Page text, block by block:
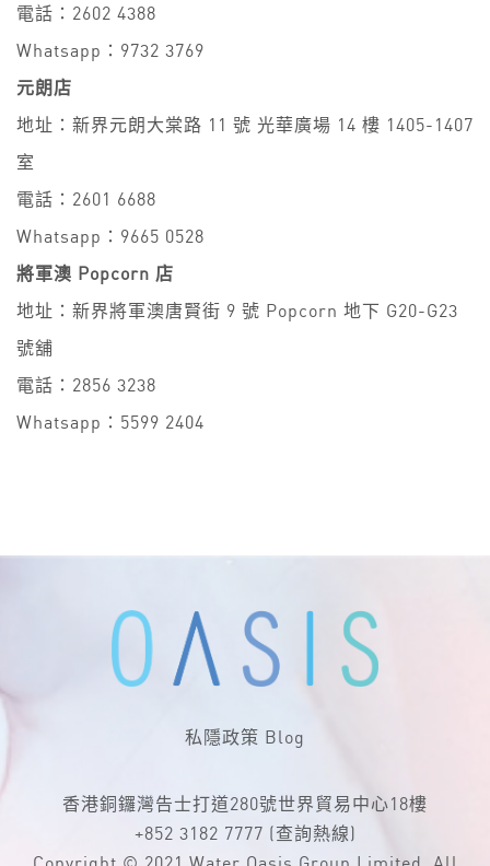
電話：2602 4388
Whatsapp：9732 3769
元朗店
地址：新界元朗大棠路 11 號 光華廣場 14 樓 1405-1407
室
電話：2601 6688
Whatsapp：9665 0528
將軍澳 Popcorn 店
地址：新界將軍澳唐賢街 9 號 Popcorn 地下 G20-G23
號舖
電話：2856 3238
Whatsapp：5599 2404
私隱政策 Blog
香港銅鑼灣告士打道280號世界貿易中心18樓
+852 3182 7777 (查詢熱線)